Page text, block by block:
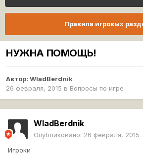
Правила игровых
НУЖНА ПОМОЩЬ!
Автор: WladBerdnik
26 февраля, 2015 в Вопросы по игре
WladBerdnik
Опубликовано: 26 февраля, 2015
Игроки